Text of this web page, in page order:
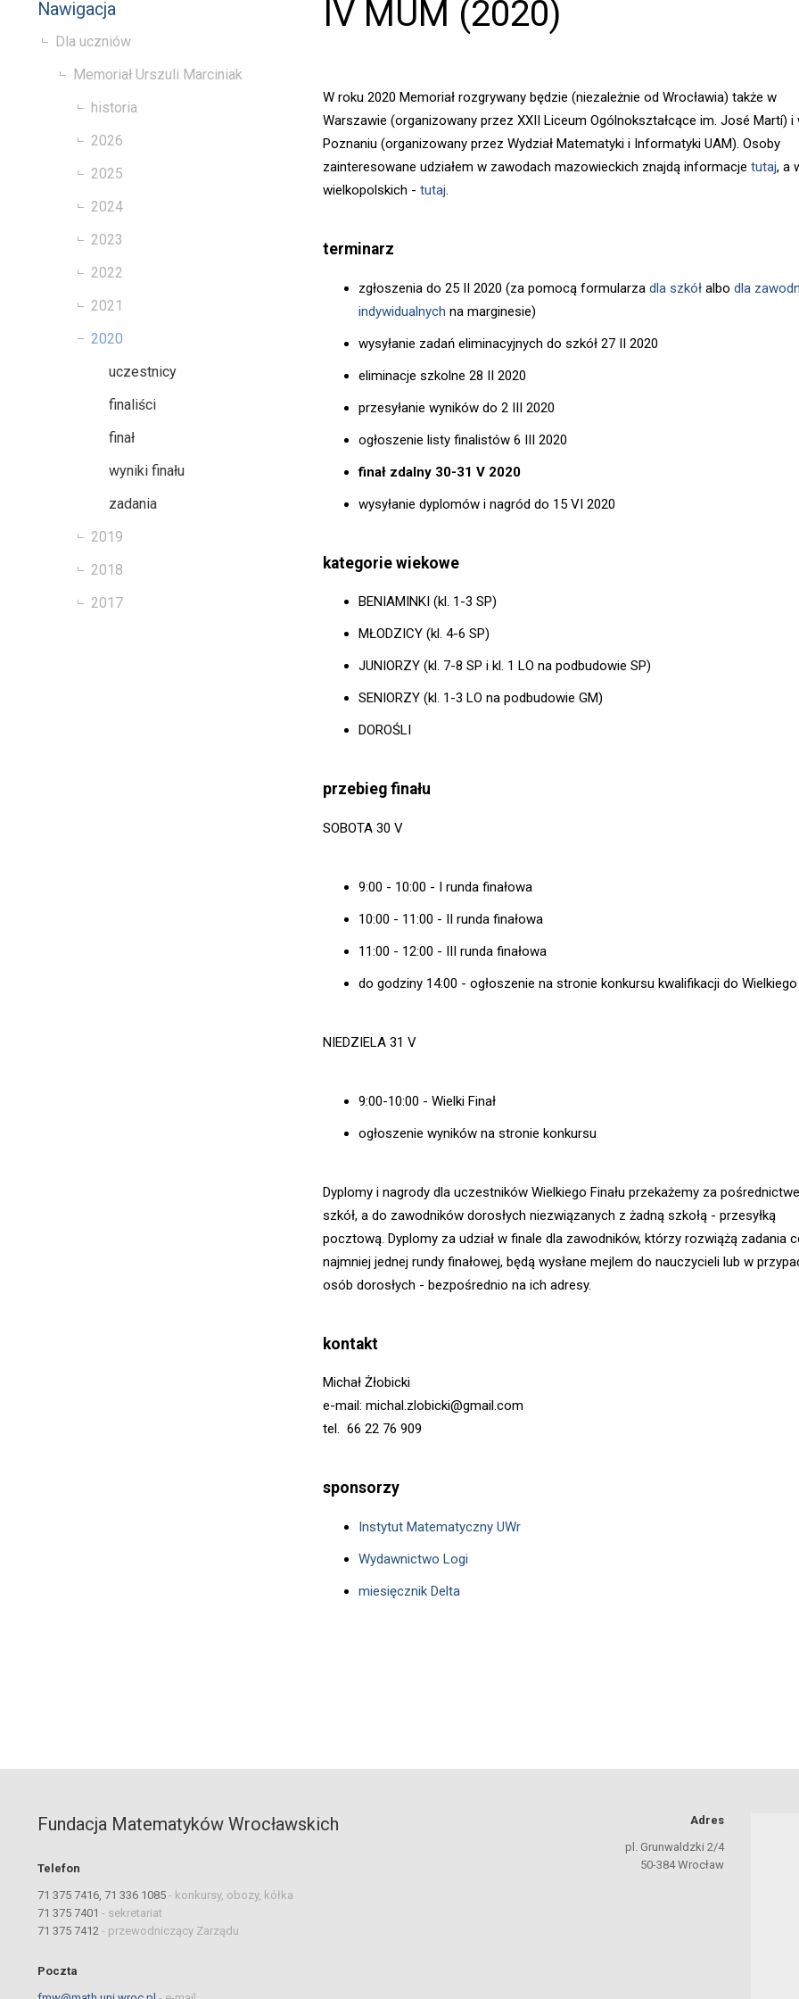
Nawigacja
Dla uczniów
Memoriał Urszuli Marciniak
historia
2026
2025
2024
2023
2022
2021
2020
uczestnicy
finaliści
finał
wyniki finału
zadania
2019
2018
2017
IV MUM (2020)
W roku 2020 Memoriał rozgrywany będzie (niezależnie od Wrocławia) także w
Warszawie (organizowany przez XXII Liceum Ogólnokształcące im. José Martí) i
Poznaniu (organizowany przez Wydział Matematyki i Informatyki UAM). Osoby
zainteresowane udziałem w zawodach mazowieckich znajdą informacje tutaj, a
wielkopolskich - tutaj.
terminarz
zgłoszenia do 25 II 2020 (za pomocą formularza dla szkół albo dla
indywidualnych na marginesie)
wysyłanie zadań eliminacyjnych do szkół 27 II 2020
eliminacje szkolne 28 II 2020
przesyłanie wyników do 2 III 2020
ogłoszenie listy finalistów 6 III 2020
finał zdalny 30-31 V 2020
wysyłanie dyplomów i nagród do 15 VI 2020
kategorie wiekowe
BENIAMINKI (kl. 1-3 SP)
MŁODZICY (kl. 4-6 SP)
JUNIORZY (kl. 7-8 SP i kl. 1 LO na podbudowie SP)
SENIORZY (kl. 1-3 LO na podbudowie GM)
DOROŚLI
przebieg finału
SOBOTA 30 V
9:00 - 10:00 - I runda finałowa
10:00 - 11:00 - II runda finałowa
11:00 - 12:00 - III runda finałowa
do godziny 14:00 - ogłoszenie na stronie konkursu kwalifikacji do Wielkiego
NIEDZIELA 31 V
9:00-10:00 - Wielki Finał
ogłoszenie wyników na stronie konkursu
Dyplomy i nagrody dla uczestników Wielkiego Finału przekażemy za
szkół, a do zawodników dorosłych niezwiązanych z żadną szkołą - przesyłką
pocztową. Dyplomy za udział w finale dla zawodników, którzy rozwiążą zadania
najmniej jednej rundy finałowej, będą wysłane mejlem do nauczycieli lub w
osób dorosłych - bezpośrednio na ich adresy.
kontakt
Michał Żłobicki
e-mail: michal.zlobicki@gmail.com
tel. 66 22 76 909
sponsorzy
Instytut Matematyczny UWr
Wydawnictwo Logi
miesięcznik Delta
Fundacja Matematyków Wrocławskich
Telefon
71 375 7416, 71 336 1085 - konkursy, obozy, kółka
71 375 7401 - sekretariat
71 375 7412 - przewodniczący Zarządu
Poczta
Adres
pl. Grunwaldzki 2/4
50-384 Wrocław